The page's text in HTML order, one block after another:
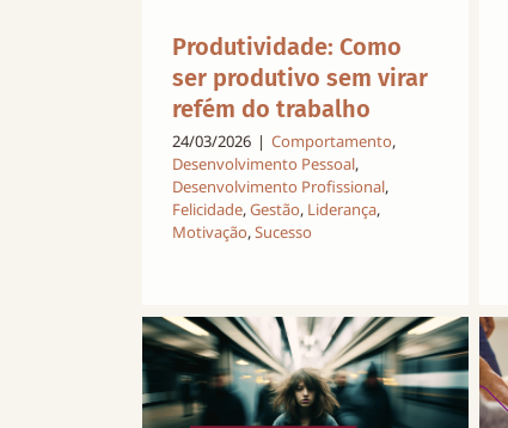
Produtividade: Como
ser produtivo sem virar
refém do trabalho
24/03/2026 | Comportamento,
Desenvolvimento Pessoal,
Desenvolvimento Profissional,
Felicidade,Gestão, Liderança,
Motivação,Sucesso